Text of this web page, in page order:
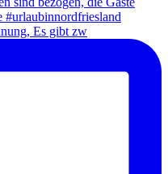
Es gibt zw